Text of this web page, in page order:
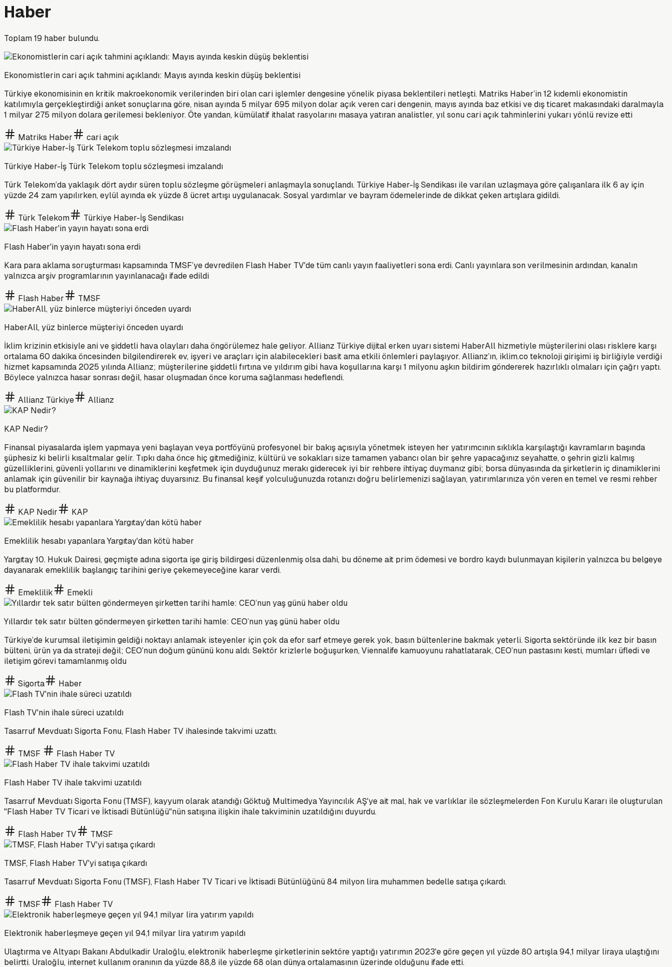
Haber
Toplam19 haber bulundu.
Ekonomistlerin cari açık tahmini açıklandı: Mayıs ayında keskin düşüş beklentisi
Türkiye ekonomisinin en kritik makroekonomik verilerinden biri olan cari işlemler dengesine yönelik piyasa beklentileri netleşti. Matriks Haber’in 12 kıdemli ekonomistin
katılımıyla gerçekleştirdiği anket sonuçlarına göre, nisan ayında 5 milyar 695 milyon dolar açık veren cari dengenin, mayıs ayında baz etkisi ve dış ticaret makasındaki daralmayla
1 milyar 275 milyon dolara gerilemesi bekleniyor. Öte yandan, kümülatif ithalat rasyolarını masaya yatıran analistler, yıl sonu cari açık tahminlerini yukarı yönlü revize etti
Matriks Haber cari açık
Türkiye Haber-İş Türk Telekom toplu sözleşmesi imzalandı
Türk Telekom’da yaklaşık dört aydır süren toplu sözleşme görüşmeleri anlaşmayla sonuçlandı. Türkiye Haber-İş Sendikası ile varılan uzlaşmaya göre çalışanlara ilk 6 ay için
yüzde 24 zam yapılırken, eylül ayında ek yüzde 8 ücret artışı uygulanacak. Sosyal yardımlar ve bayram ödemelerinde de dikkat çeken artışlara gidildi.
Türk Telekom Türkiye Haber-İş Sendikası
Flash Haber'in yayın hayatı sona erdi
Kara para aklama soruşturması kapsamında TMSF’ye devredilen Flash Haber TV'de tüm canlı yayın faaliyetleri sona erdi. Canlı yayınlara son verilmesinin ardından, kanalın
yalnızca arşiv programlarının yayınlanacağı ifade edildi
Flash Haber TMSF
HaberAll, yüz binlerce müşteriyi önceden uyardı
İklim krizinin etkisiyle ani ve şiddetli hava olayları daha öngörülemez hale geliyor. Allianz Türkiye dijital erken uyarı sistemi HaberAll hizmetiyle müşterilerini olası risklere karşı
ortalama 60 dakika öncesinden bilgilendirerek ev, işyeri ve araçları için alabilecekleri basit ama etkili önlemleri paylaşıyor. Allianz’ın, iklim.co teknoloji girişimi iş birliğiyle verdiği
hizmet kapsamında 2025 yılında Allianz; müşterilerine şiddetli fırtına ve yıldırım gibi hava koşullarına karşı 1 milyonu aşkın bildirim göndererek hazırlıklı olmaları için çağrı yaptı.
Böylece yalnızca hasar sonrası değil, hasar oluşmadan önce koruma sağlanması hedeflendi.
Allianz Türkiye Allianz
KAP Nedir?
Finansal piyasalarda işlem yapmaya yeni başlayan veya portföyünü profesyonel bir bakış açısıyla yönetmek isteyen her yatırımcının sıklıkla karşılaştığı kavramların başında
şüphesiz ki belirli kısaltmalar gelir. Tıpkı daha önce hiç gitmediğiniz, kültürü ve sokakları size tamamen yabancı olan bir şehre yapacağınız seyahatte, o şehrin gizli kalmış
güzelliklerini, güvenli yollarını ve dinamiklerini keşfetmek için duyduğunuz merakı giderecek iyi bir rehbere ihtiyaç duymanız gibi; borsa dünyasında da şirketlerin iç dinamiklerini
anlamak için güvenilir bir kaynağa ihtiyaç duyarsınız. Bu finansal keşif yolculuğunuzda rotanızı doğru belirlemenizi sağlayan, yatırımlarınıza yön veren en temel ve resmi rehber
bu platformdur.
KAP Nedir KAP
Emeklilik hesabı yapanlara Yargıtay'dan kötü haber
Yargıtay 10. Hukuk Dairesi, geçmişte adına sigorta işe giriş bildirgesi düzenlenmiş olsa dahi, bu döneme ait prim ödemesi ve bordro kaydı bulunmayan kişilerin yalnızca bu belgeye
dayanarak emeklilik başlangıç tarihini geriye çekemeyeceğine karar verdi.
Emeklilik Emekli
Yıllardır tek satır bülten göndermeyen şirketten tarihi hamle: CEO’nun yaş günü haber oldu
Türkiye’de kurumsal iletişimin geldiği noktayı anlamak isteyenler için çok da efor sarf etmeye gerek yok, basın bültenlerine bakmak yeterli. Sigorta sektöründe ilk kez bir basın
bülteni, ürün ya da strateji değil; CEO’nun doğum gününü konu aldı. Sektör krizlerle boğuşurken, Viennalife kamuoyunu rahatlatarak, CEO’nun pastasını kesti, mumları üfledi ve
iletişim görevi tamamlanmış oldu
Sigorta Haber
Flash TV'nin ihale süreci uzatıldı
Tasarruf Mevduatı Sigorta Fonu, Flash Haber TV ihalesinde takvimi uzattı.
TMSF Flash Haber TV
Flash Haber TV ihale takvimi uzatıldı
Tasarruf Mevduatı Sigorta Fonu (TMSF), kayyum olarak atandığı Göktuğ Multimedya Yayıncılık AŞ'ye ait mal, hak ve varlıklar ile sözleşmelerden Fon Kurulu Kararı ile oluşturulan
"Flash Haber TV Ticari ve İktisadi Bütünlüğü"nün satışına ilişkin ihale takviminin uzatıldığını duyurdu.
Flash Haber TV TMSF
TMSF, Flash Haber TV'yi satışa çıkardı
Tasarruf Mevduatı Sigorta Fonu (TMSF), Flash Haber TV Ticari ve İktisadi Bütünlüğünü 84 milyon lira muhammen bedelle satışa çıkardı.
TMSF Flash Haber TV
Elektronik haberleşmeye geçen yıl 94,1 milyar lira yatırım yapıldı
Ulaştırma ve Altyapı Bakanı Abdulkadir Uraloğlu, elektronik haberleşme şirketlerinin sektöre yaptığı yatırımın 2023'e göre geçen yıl yüzde 80 artışla 94,1 milyar liraya ulaştığını
belirtti. Uraloğlu, internet kullanım oranının da yüzde 88,8 ile yüzde 68 olan dünya ortalamasının üzerinde olduğunu ifade etti.